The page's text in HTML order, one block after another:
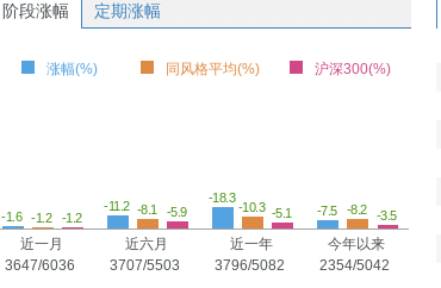
阶段涨幅 定期涨幅
涨幅(%) 同风格平均(%) 沪深300(%)
-1.6 -1.2 -1.2
近一月
3647/6036
-11.2 -8.1 -5.9
近六月
3707/5503
-18.3
-10.3 -5.1
近一年
3796/5082
-7.5 -8.2 -3.5
今年以来
2354/5042